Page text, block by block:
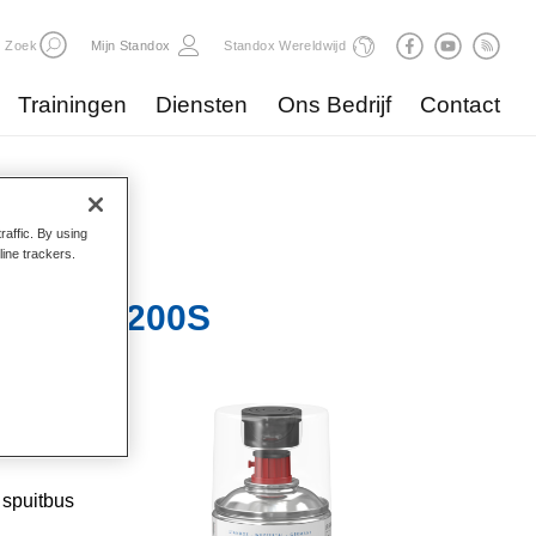
Zoek Mijn Standox Standox Wereldwijd
Trainingen Diensten Ons Bedrijf Contact
U7200S
By using
trackers.